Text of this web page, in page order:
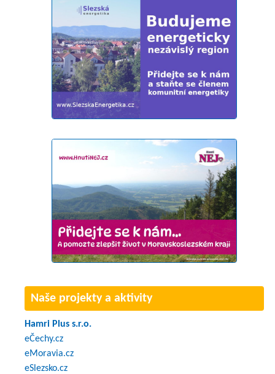
Naše projekty a aktivity
Hamri Plus s.r.o.
eČechy.cz
eMoravia.cz
eSlezsko.cz